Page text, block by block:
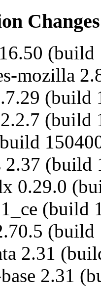
Changes
(build
mozilla
(build
(build
2.37 (build
0.29.0
(build
(build
2.31
2.31